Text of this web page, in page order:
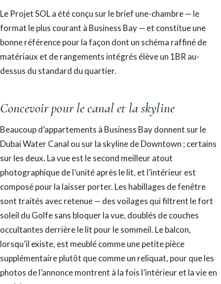
Le Projet SOL a été conçu sur le brief une-chambre — le
format le plus courant à Business Bay — et constitue une
bonne référence pour la façon dont un schéma raffiné de
matériaux et de rangements intégrés élève un 1BR au-
dessus du standard du quartier.
Concevoir pour le canal et la skyline
Beaucoup d’appartements à Business Bay donnent sur le
Dubai Water Canal ou sur la skyline de Downtown ; certains
sur les deux. La vue est le second meilleur atout
photographique de l’unité après le lit, et l’intérieur est
composé pour la laisser porter. Les habillages de fenêtre
sont traités avec retenue — des voilages qui filtrent le fort
soleil du Golfe sans bloquer la vue, doublés de couches
occultantes derrière le lit pour le sommeil. Le balcon,
lorsqu’il existe, est meublé comme une petite pièce
supplémentaire plutôt que comme un reliquat, pour que les
photos de l’annonce montrent à la fois l’intérieur et la vie en